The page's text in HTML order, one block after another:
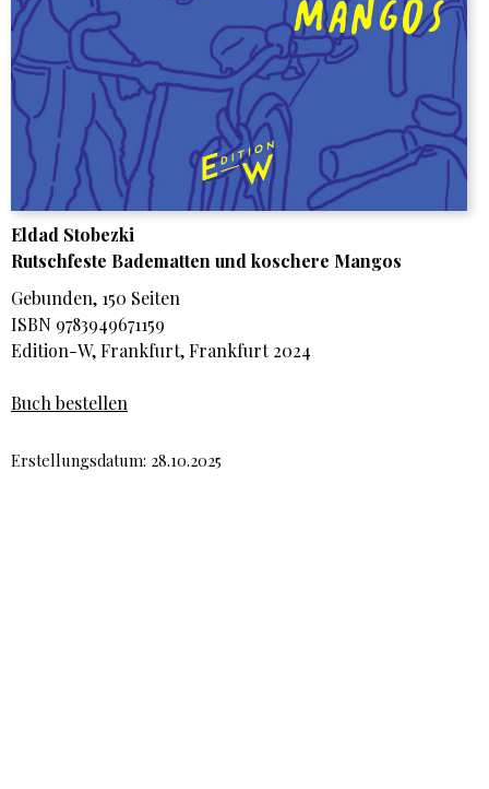
Eldad Stobezki
Rutschfeste Badematten und koschere Mangos
Gebunden, 150 Seiten
ISBN 9783949671159
Edition-W, Frankfurt, Frankfurt 2024
Buch bestellen
Erstellungsdatum: 28.10.2025